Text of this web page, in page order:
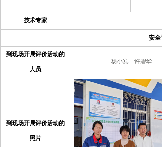
技术专家
安全
到现场开展评价活动的
人员
杨小宾、许碧华
到现场开展评价活动的
照片